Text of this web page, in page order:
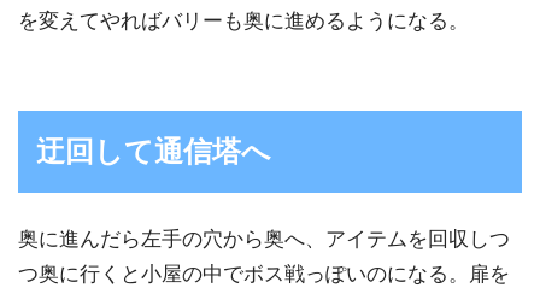
を変えてやればバリーも奥に進めるようになる。
迂回して通信塔へ
奥に進んだら左手の穴から奥へ、アイテムを回収しつ
つ奥に行くと小屋の中でボス戦っぽいのになる。扉を